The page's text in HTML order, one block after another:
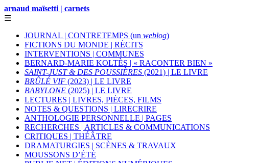
arnaud maïsetti | carnets
☰
JOURNAL | CONTRETEMPS (un weblog)
FICTIONS DU MONDE | RÉCITS
INTERVENTIONS | COMMUNES
BERNARD-MARIE KOLTÈS | « RACONTER BIEN »
SAINT-JUST & DES POUSSIÈRES (2021) | LE LIVRE
BRÛLÉ VIF (2023) | LE LIVRE
BABYLONE (2025) | LE LIVRE
LECTURES | LIVRES, PIÈCES, FILMS
NOTES & QUESTIONS | LIRECRIRE
ANTHOLOGIE PERSONNELLE | PAGES
RECHERCHES | ARTICLES & COMMUNICATIONS
CRITIQUES | THÉÂTRE
DRAMATURGIES | SCÈNES & TRAVAUX
MOUSSONS D’ÉTÉ